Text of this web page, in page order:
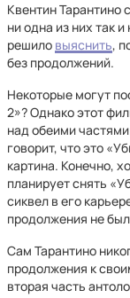
Квентин Тарантино
ни одна из них так
решило выяснить,
без продолжений.
Некоторые могут
2»? Однако этот
над обеими
говорит, что это
картина. Конечно,
планирует снять
сиквел в его
продолжения не
Сам Тарантино
продолжения к
вторая часть